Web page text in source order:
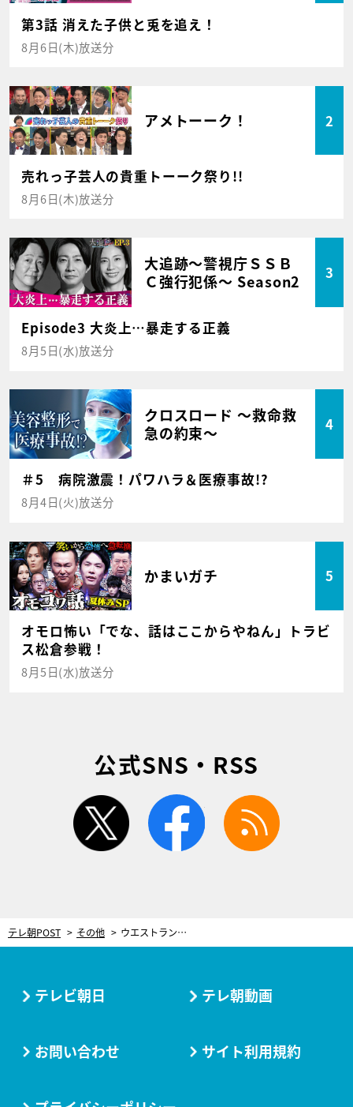
第3話 消えた子供と兎を追え！
8月6日(木)放送分
アメトーーク！ 2
売れっ子芸人の貴重トーーク祭り!!
8月6日(木)放送分
大追跡～警視庁ＳＳＢ
Ｃ強行犯係～ Season2
3
Episode3 大炎上…暴走する正義
8月5日(水)放送分
クロスロード ～救命救
急の約束～
4
＃5 病院激震！パワハラ＆医療事故!?
8月4日(火)放送分
かまいガチ 5
オモロ怖い「でな、話はここからやねん」トラビ
ス松倉参戦！
8月5日(水)放送分
公式SNS・RSS
twitter facebook
テレ朝POST その他 ウエストランド井口、朝から“臭いおじさん”を一刀両断！「なんでスタートでこんな臭いんだよ」
テレビ朝日 テレ朝動画
お問い合わせ サイト利用規約